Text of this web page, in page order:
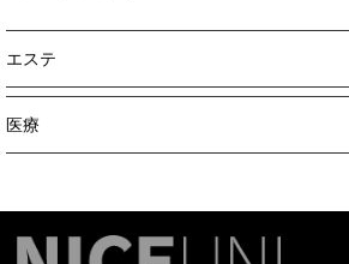
エステ
医療